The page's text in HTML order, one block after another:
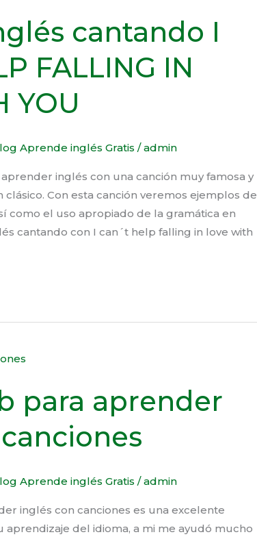
cantando I
FALLING IN
YOU
Aprende inglés Gratis /admin
inglés con una canción muy famosa y
Con esta canción veremos ejemplos de
como el uso apropiado de la gramática en
cantando con I can´t help falling in love with
para aprender
Aprende inglés Gratis /admin
inglés con canciones es una excelente
aprendizaje del idioma, a mi me ayudó mucho